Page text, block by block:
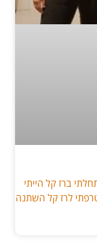
156 לפני שהתחלתי ברז קל הייתי
לרז קל השתנה